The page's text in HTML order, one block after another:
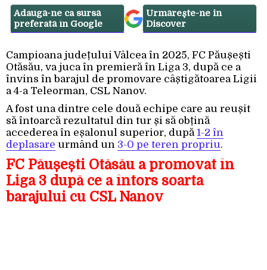
Adaugă-ne ca sursă
preferată în Google
Urmărește-ne in
Discover
Campioana județului Vâlcea în 2025, FC Păușești
Otăsău, va juca în premieră în Liga 3, după ce a
învins în barajul de promovare câștigătoarea Ligii
a 4-a Teleorman, CSL Nanov.
A fost una dintre cele două echipe care au reușit
să întoarcă rezultatul din tur și să obțină
accederea în eșalonul superior, după1-2 în
deplasare urmând un 3-0 pe teren propriu.
FC Păușești Otăsău a promovat în
Liga 3 după ce a întors soarta
barajului cu CSL Nanov